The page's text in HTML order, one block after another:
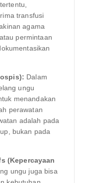
transfusi
agama
permintaan
Dalam
ungu
menandakan
perawatan
adalah pada
bukan pada
(Kepercayaan
ungu juga bisa